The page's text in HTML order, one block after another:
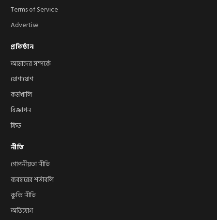
Terms of Service
Advertise
প্রতিষ্ঠান
আমাদের সম্পর্কে
যোগাযোগ
কর্মখালি
বিজ্ঞাপন
ফিড
নীতি
গোপনীয়তা নীতি
ব্যবহারের শর্তাবলি
কুকি নীতি
অভিযোগ